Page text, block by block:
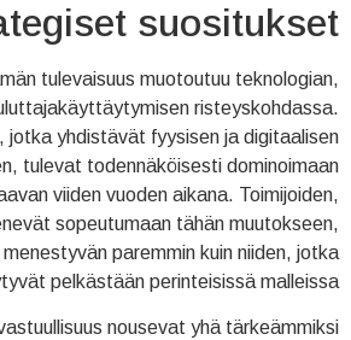
suositukset
tulevaisuus muotoutuu teknologian,
risteyskohdassa.
jotka yhdistävät fyysisen ja digitaalisen
tulevat todennäköisesti dominoimaan
viiden vuoden aikana. Toimijoiden,
sopeutumaan tähän muutokseen,
paremmin kuin niiden, jotka
pelkästään perinteisissä malleissa.
nousevat yhä tärkeämmiksi